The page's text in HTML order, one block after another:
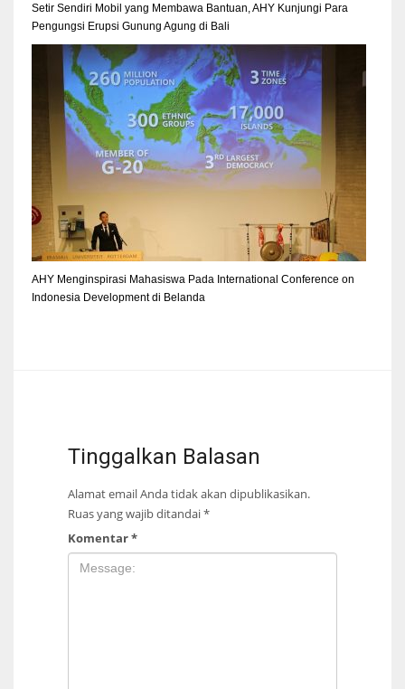
Setir Sendiri Mobil yang Membawa Bantuan, AHY Kunjungi Para
Pengungsi Erupsi Gunung Agung di Bali
AHY Menginspirasi Mahasiswa Pada International Conference on
Indonesia Development di Belanda
Tinggalkan Balasan
Alamat email Anda tidak akan dipublikasikan.
Ruas yang wajib ditandai*
Komentar*